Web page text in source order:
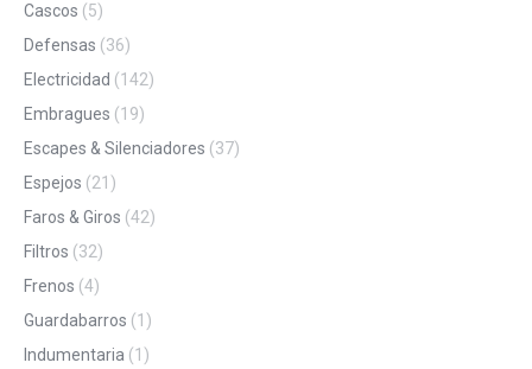
Cascos (5)
Defensas (36)
Electricidad (142)
Embragues (19)
Escapes & Silenciadores (37)
Espejos (21)
Faros & Giros (42)
Filtros (32)
Frenos (4)
Guardabarros (1)
Indumentaria (1)